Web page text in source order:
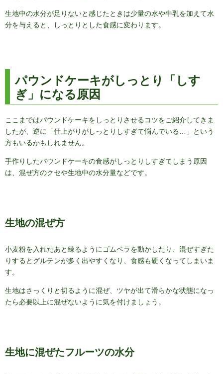
生地中の水分が足りないと感じたときは少量の水や牛乳を加えて水
分を与えると、しっとりとした食感に変わります。
パウンドケーキがしっとり「しす
ぎ」になる原因
ここまではパウンドケーキをしっとりさせるコツをご紹介してきま
したが、逆に「仕上がりがしっとりしすぎて悩んでいる…」という
方もいるかもしれません。
手作りしたパウンドケーキの食感がしっとりしすぎてしまう原因
は、混ぜ方のクセや生地中の水分量などです。
生地の混ぜ方
小麦粉を入れたあと練るようにゴムベラを動かしたり、混ぜすぎた
りするとグルテンが多く出やすくなり、食感も硬くなってしまいま
す。
生地はさっくりと切るように混ぜ、ツヤが出て滑らかな状態になっ
たら必要以上に混ぜないように気を付けましょう。
生地に混ぜたフルーツの水分